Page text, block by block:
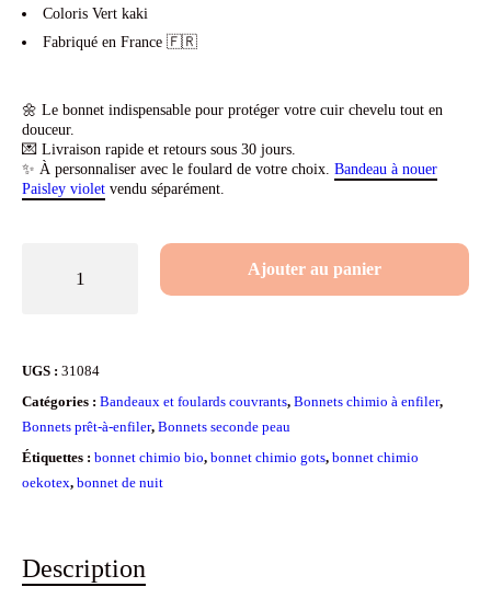
Coloris Vert kaki
Fabriqué en France 🇫🇷
🌼 Le bonnet indispensable pour protéger votre cuir chevelu tout en
douceur.
💌 Livraison rapide et retours sous 30 jours.
✨ À personnaliser avec le foulard de votre choix. Bandeau à nouer
Paisley violet vendu séparément.
bio
pour
chimiothérapie
Ajouter au panier
UGS : 31084
Catégories : Bandeaux et foulards couvrants, Bonnets chimio à enfiler,
Bonnets prêt-à-enfiler, Bonnets seconde peau
Étiquettes : bonnet chimio bio, bonnet chimio gots, bonnet chimio
oekotex, bonnet de nuit
Description